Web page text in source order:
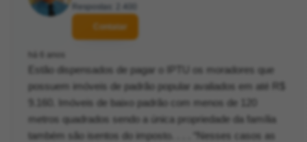
Respostas: 2.400
Contatar
há 6 anos
Estão dispensados de pagar o IPTU os moradores que
possuem imóveis de padrão popular avaliados em até R$
9.160. Imóveis de baixo padrão com menos de 120
metros quadrados sendo a única propriedade da família
também são isentos do imposto. . . . “Nesses casos as